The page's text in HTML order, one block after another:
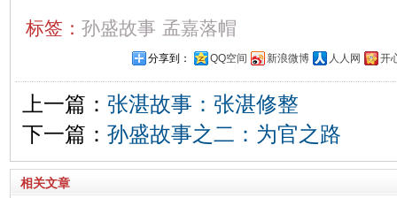
标签： 孙盛故事 孟嘉落帽
分享到： QQ空间 新浪微博 人人网 开
上一篇： 张湛故事：张湛修整
下一篇： 孙盛故事之二：为官之路
相关文章